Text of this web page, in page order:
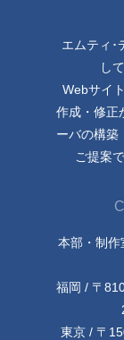
エムティ･
し
Webサイ
作成・修正
ーバの構築
ご提案
本部・制作
福岡 / 〒
東京 / 〒